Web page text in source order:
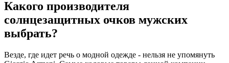
Какого производителя
солнцезащитных очков мужских
выбрать?
Везде, где идет речь о модной одежде - нельзя не упомянуть